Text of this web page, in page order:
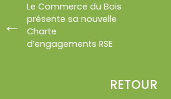
Le Commerce du Bois
présente sa nouvelle
Charte
d’engagements RSE
RETOUR